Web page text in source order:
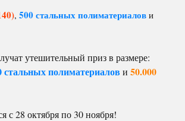
, 500 стальных полиматериалов и
утешительный приз в размере:
стальных полиматериалов и 50.000
с 28 октября по 30 ноября!